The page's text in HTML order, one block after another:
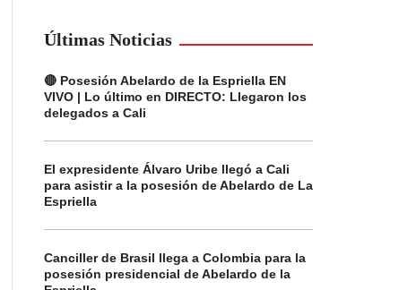
Últimas Noticias
🔴 Posesión Abelardo de la Espriella EN
VIVO | Lo último en DIRECTO: Llegaron los
delegados a Cali
El expresidente Álvaro Uribe llegó a Cali
para asistir a la posesión de Abelardo de La
Espriella
Canciller de Brasil llega a Colombia para la
posesión presidencial de Abelardo de la